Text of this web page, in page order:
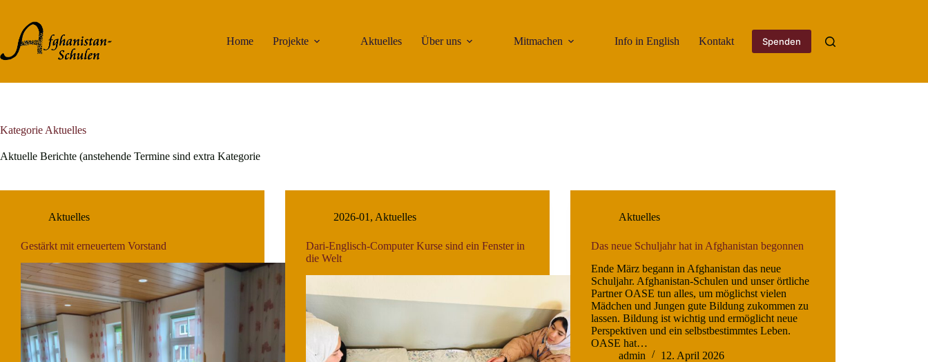
springen
Home
Projekte Aktuelles Über uns Mitmachen Info in English Kontakt Spenden
Kategorie Aktuelles
Aktuelle Berichte (anstehende Termine sind extra Kategorie
Aktuelles
Gestärkt mit erneuertem Vorstand
2026-01 , Aktuelles
Dari-Englisch-Computer Kurse sind ein Fenster in
die Welt
Aktuelles
Das neue Schuljahr hat in Afghanistan begonnen
Ende März begann in Afghanistan das neue
Schuljahr. Afghanistan-Schulen und unser örtliche
Partner OASE tun alles, um möglichst vielen
Mädchen und Jungen gute Bildung zukommen zu
lassen. Bildung ist wichtig und ermöglicht neue
Perspektiven und ein selbstbestimmtes Leben.
OASE hat…
admin
12. April 2026